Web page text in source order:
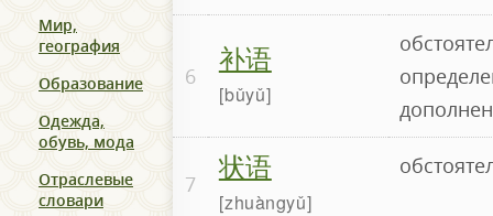
Мир,
география
Образование
Одежда,
обувь, мода
Отраслевые
словари
6 补语
bǔyǔ
7 状语
zhuàngyǔ